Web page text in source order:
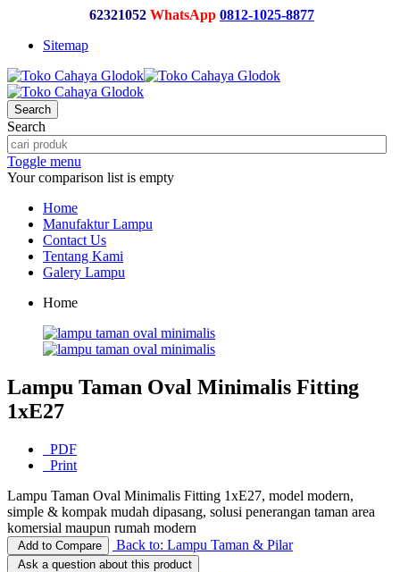
62321052 WhatsApp 0812-1025-8877
Sitemap
Search
Search
Toggle menu
Your comparison list is empty
Home
Manufaktur Lampu
Contact Us
Tentang Kami
Galery Lampu
Home
Lampu Taman Oval Minimalis Fitting
1xE27
PDF
Print
Lampu Taman Oval Minimalis Fitting 1xE27, model modern,
simple & kompak mudah dipasang, solusi penerangan taman area
komersial maupun rumah modern
Add to Compare Back to: Lampu Taman & Pilar
Ask a question about this product